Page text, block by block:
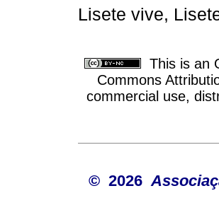
Lisete vive,
This is an
Commons
commercial use,
© 2026